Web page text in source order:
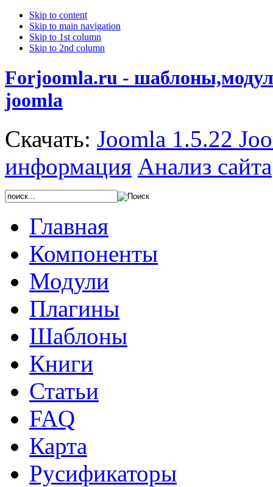
Skip to content
Skip to main navigation
Skip to 1st column
Skip to 2nd column
Forjoomla.ru -
joomla
Скачать: Joomla 1.5.22
информация Анализ сайта
Главная
Компоненты
Модули
Плагины
Шаблоны
Книги
Статьи
FAQ
Карта
Русификаторы